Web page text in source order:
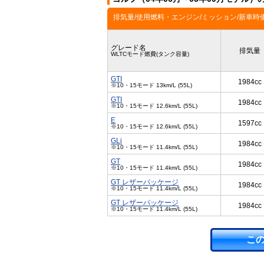
排気量/使用燃料・エンジン/ミッション/新車時
グレード名
WLTCモード燃費(タンク容量) 排気量
GTI
※10・15モード 13km/L (55L) 1984cc
GTI
※10・15モード 12.6km/L (55L) 1984cc
E
※10・15モード 12.6km/L (55L) 1597cc
GLi
※10・15モード 11.4km/L (55L) 1984cc
GT
※10・15モード 11.4km/L (55L) 1984cc
GT レザーパッケージ
※10・15モード 11.4km/L (55L) 1984cc
GT レザーパッケージ
※10・15モード 11.4km/L (55L) 1984cc
こ